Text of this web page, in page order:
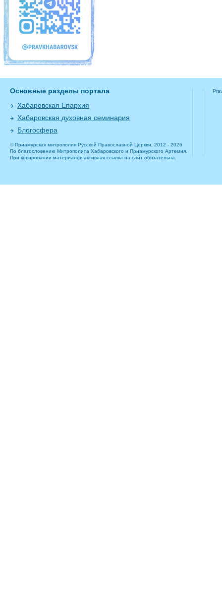
Основные разделы портала
Хабаровская Епархия
Хабаровская духовная семинария
Блогосфера
© Приамурская митрополия Русской Православной Церкви, 2012 - 2026
По благословению Митрополита Хабаровского и Приамурского Артемия.
При копировании материалов активная ссылка на сайт обязательна.